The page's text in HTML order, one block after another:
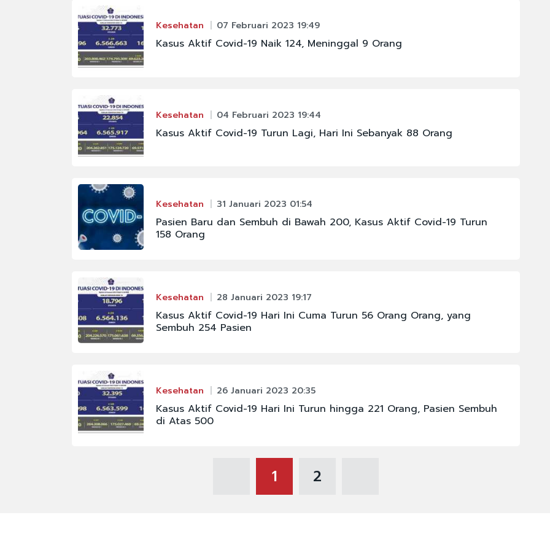
Kesehatan 07 Februari 2023 19:49
Kasus Aktif Covid-19 Naik 124, Meninggal 9 Orang
Kesehatan 04 Februari 2023 19:44
Kasus Aktif Covid-19 Turun Lagi, Hari Ini Sebanyak 88 Orang
Kesehatan 31 Januari 2023 01:54
Pasien Baru dan Sembuh di Bawah 200, Kasus Aktif Covid-19 Turun
158 Orang
Kesehatan 28 Januari 2023 19:17
Kasus Aktif Covid-19 Hari Ini Cuma Turun 56 Orang Orang, yang
Sembuh 254 Pasien
Kesehatan 26 Januari 2023 20:35
Kasus Aktif Covid-19 Hari Ini Turun hingga 221 Orang, Pasien Sembuh
di Atas 500
1 2